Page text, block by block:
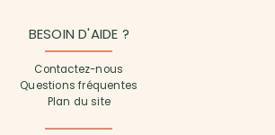
BESOIN D'AIDE ?
Contactez-nous
Questions fréquentes
Plan du site